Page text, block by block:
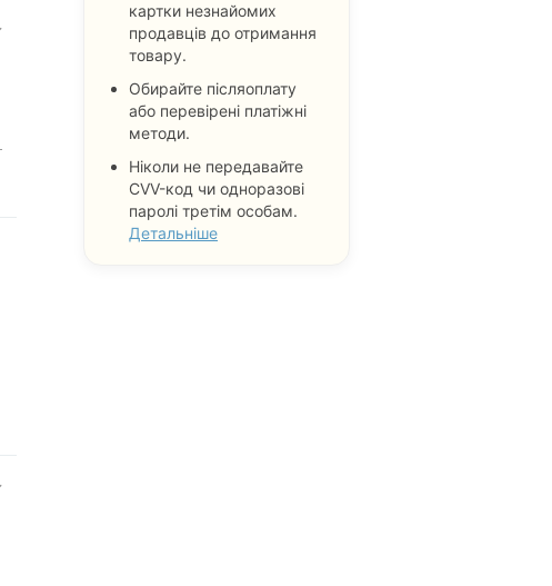
картки незнайомих
продавців до отримання
товару.
Обирайте післяоплату
або перевірені платіжні
методи.
Ніколи не передавайте
CVV-код чи одноразові
паролі третім особам.
Детальніше